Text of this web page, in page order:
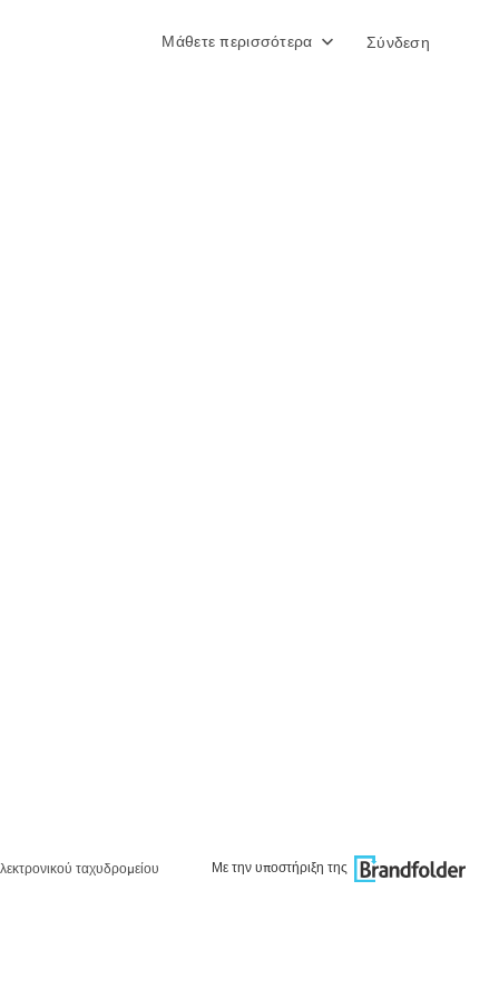
Μάθετε περισσότερα Σύνδεση
ταχυδρομείου Με την υποστήριξη της